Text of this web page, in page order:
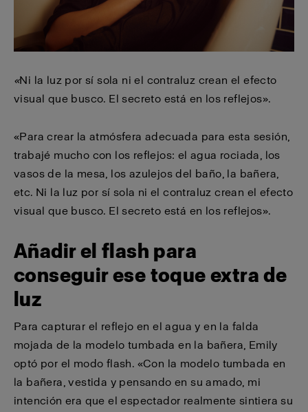
«Ni la luz por sí sola ni el contraluz crean el efecto
visual que busco. El secreto está en los reflejos».
«Para crear la atmósfera adecuada para esta sesión,
trabajé mucho con los reflejos: el agua rociada, los
vasos de la mesa, los azulejos del baño, la bañera,
etc. Ni la luz por sí sola ni el contraluz crean el efecto
visual que busco. El secreto está en los reflejos».
Añadir el flash para
conseguir ese toque extra de
luz
Para capturar el reflejo en el agua y en la falda
mojada de la modelo tumbada en la bañera, Emily
optó por el modo flash. «Con la modelo tumbada en
la bañera, vestida y pensando en su amado, mi
intención era que el espectador realmente sintiera su